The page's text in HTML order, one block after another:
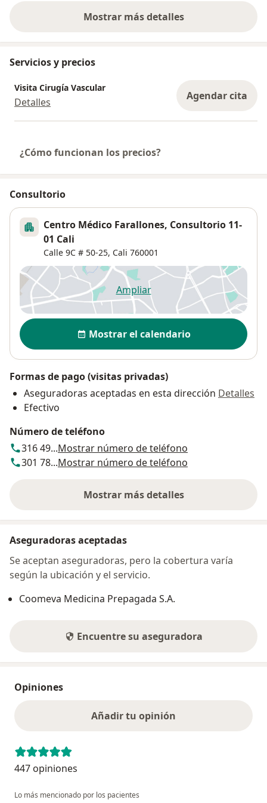
Mostrar más detalles
sobre la experiencia
Servicios y precios
Visita Cirugía Vascular
Detalles Agendar cita
¿Cómo funcionan los precios?
Consultorio
Centro Médico Farallones, Consultorio 11-
01 Cali
Calle 9C # 50-25, Cali 760001
Ampliarse abre en una nueva
Disponibilidad
Mostrar el calendario
Formas de pago (visitas privadas)
Aseguradoras aceptadas en esta dirección Detalles
Efectivo
Número de teléfono
316 49...Mostrar número de teléfono
301 78...Mostrar número de teléfono
Mostrar más detalles
sobre la dirección
Aseguradoras aceptadas
Se aceptan aseguradoras, pero la cobertura varía
según la ubicación y el servicio.
Coomeva Medicina Prepagada S.A.
Encuentre su aseguradora
Opiniones
Añadir tu opinión
447 opiniones
Lo más mencionado por los pacientes